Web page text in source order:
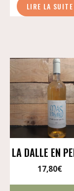
LIRE LA SUITE
LA DALLE EN
17,80€